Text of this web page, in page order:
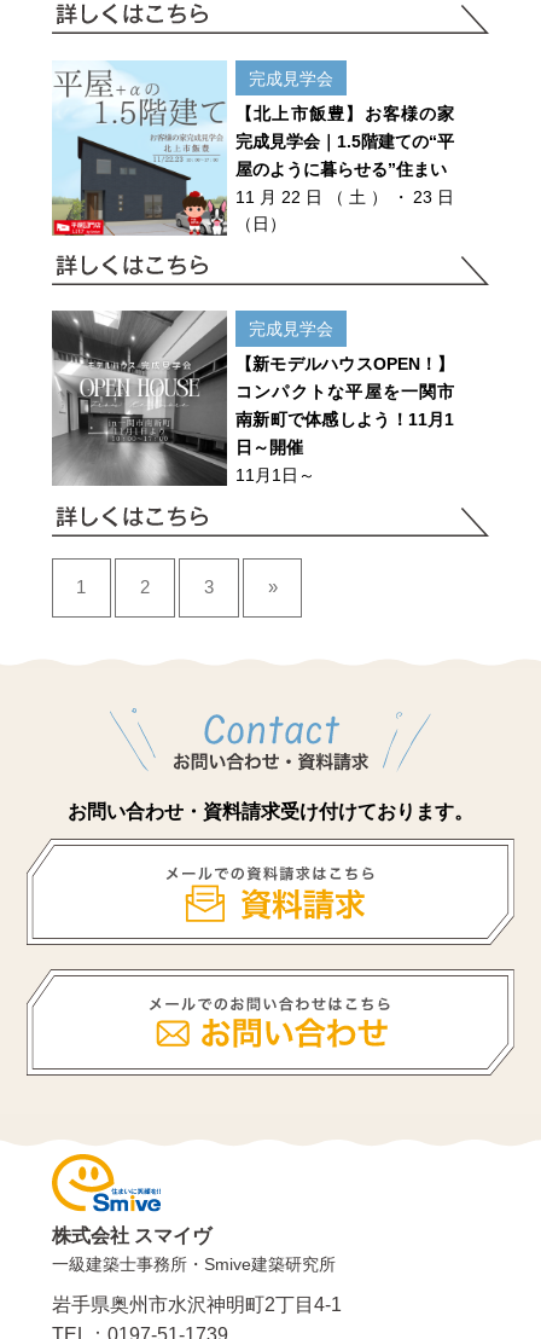
完成見学会
【北上市飯豊】お客様の家
完成見学会｜1.5階建ての“平
屋のように暮らせる”住まい
11月22日（土）・23日
（日）
完成見学会
【新モデルハウスOPEN！】
コンパクトな平屋を一関市
南新町で体感しよう！11月1
日～開催
11月1日～
1 2 3 »
お問い合わせ・資料請求受け付けております。
株式会社 スマイヴ
一級建築士事務所・Smive建築研究所
岩手県奥州市水沢神明町2丁目4-1
TEL：0197-51-1739